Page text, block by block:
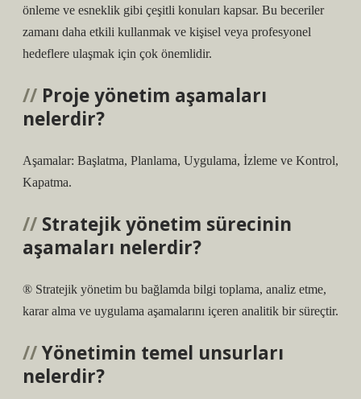
önleme ve esneklik gibi çeşitli konuları kapsar. Bu beceriler
zamanı daha etkili kullanmak ve kişisel veya profesyonel
hedeflere ulaşmak için çok önemlidir.
Proje yönetim aşamaları
nelerdir?
Aşamalar: Başlatma, Planlama, Uygulama, İzleme ve Kontrol,
Kapatma.
Stratejik yönetim sürecinin
aşamaları nelerdir?
® Stratejik yönetim bu bağlamda bilgi toplama, analiz etme,
karar alma ve uygulama aşamalarını içeren analitik bir süreçtir.
Yönetimin temel unsurları
nelerdir?